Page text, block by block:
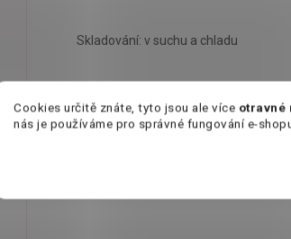
Cookies určitě znáte, tyto jsou ale více otravné
nás je používáme pro správné fungování e-
Skladování: v suchu a chladu